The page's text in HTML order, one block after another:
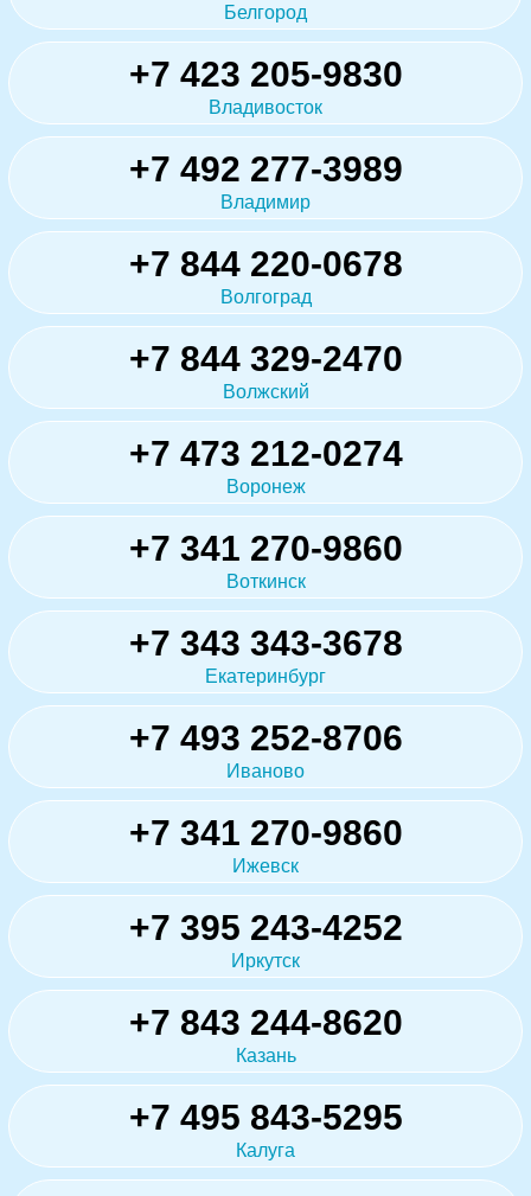
Белгород
+7 423 205-9830
Владивосток
+7 492 277-3989
Владимир
+7 844 220-0678
Волгоград
+7 844 329-2470
Волжский
+7 473 212-0274
Воронеж
+7 341 270-9860
Воткинск
+7 343 343-3678
Екатеринбург
+7 493 252-8706
Иваново
+7 341 270-9860
Ижевск
+7 395 243-4252
Иркутск
+7 843 244-8620
Казань
+7 495 843-5295
Калуга